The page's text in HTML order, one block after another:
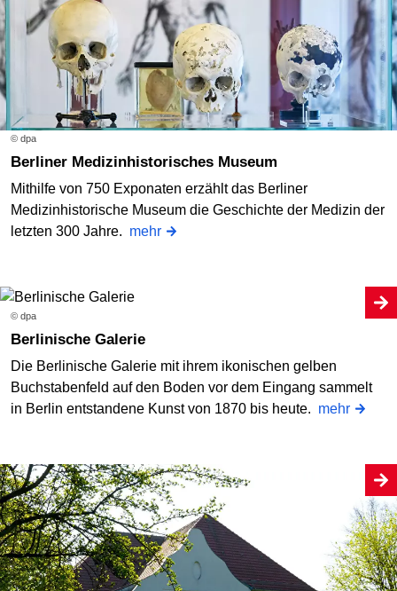
© dpa
Berliner Medizinhistorisches Museum
Mithilfe von 750 Exponaten erzählt das Berliner
Medizinhistorische Museum die Geschichte der Medizin der
letzten 300 Jahre. mehr
© dpa
Berlinische Galerie
Die Berlinische Galerie mit ihrem ikonischen gelben
Buchstabenfeld auf den Boden vor dem Eingang sammelt
in Berlin entstandene Kunst von 1870 bis heute. mehr